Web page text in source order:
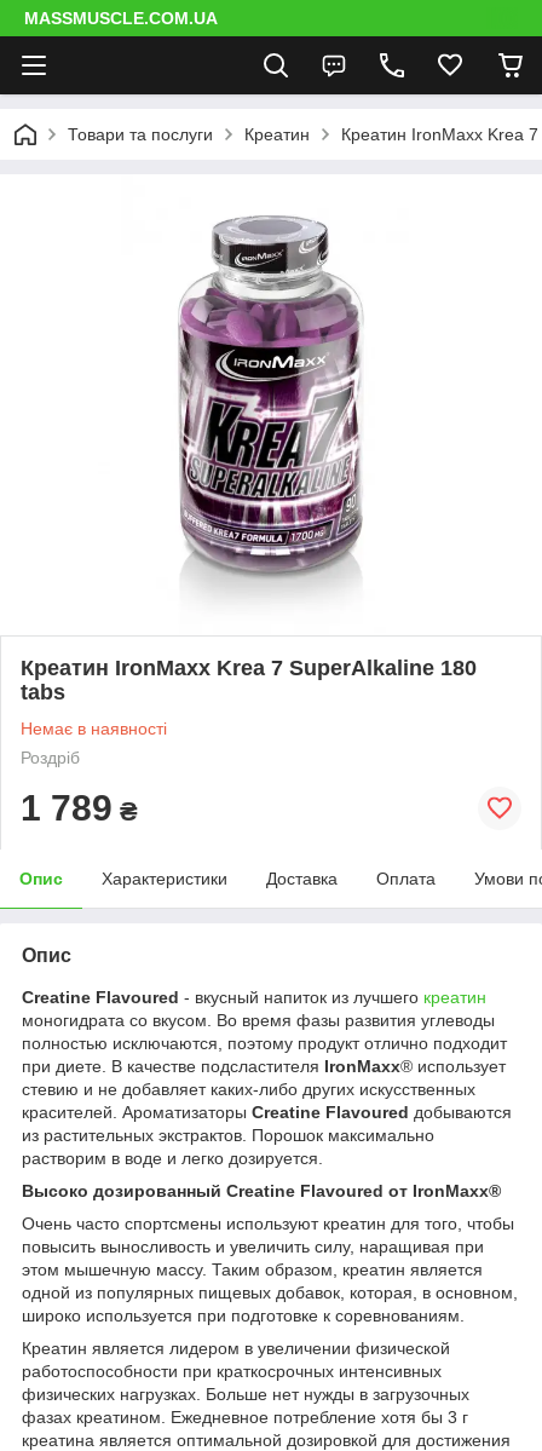
MASSMUSCLE.COM.UA
Товари та послуги Креатин Креатин IronMaxx Krea
Креатин IronMaxx Krea 7 SuperAlkaline 180
tabs
Немає в наявності
Роздріб
1 789 ₴
Опис Характеристики Доставка Оплата Умови
Опис
Creatine Flavoured - вкусный напиток из лучшего креатин
моногидрата со вкусом. Во время фазы развития углеводы
полностью исключаются, поэтому продукт отлично подходит
при диете. В качестве подсластителя IronMaxx® использует
стевию и не добавляет каких-либо других искусственных
красителей. Ароматизаторы Creatine Flavoured добываются
из растительных экстрактов. Порошок максимально
растворим в воде и легко дозируется.
Высоко дозированный Creatine Flavoured от IronMaxx®
Очень часто спортсмены используют креатин для того, чтобы
повысить выносливость и увеличить силу, наращивая при
этом мышечную массу. Таким образом, креатин является
одной из популярных пищевых добавок, которая, в основном,
широко используется при подготовке к соревнованиям.
Креатин является лидером в увеличении физической
работоспособности при краткосрочных интенсивных
физических нагрузках. Больше нет нужды в загрузочных
фазах креатином. Ежедневное потребление хотя бы 3 г
креатина является оптимальной дозировкой для достижения